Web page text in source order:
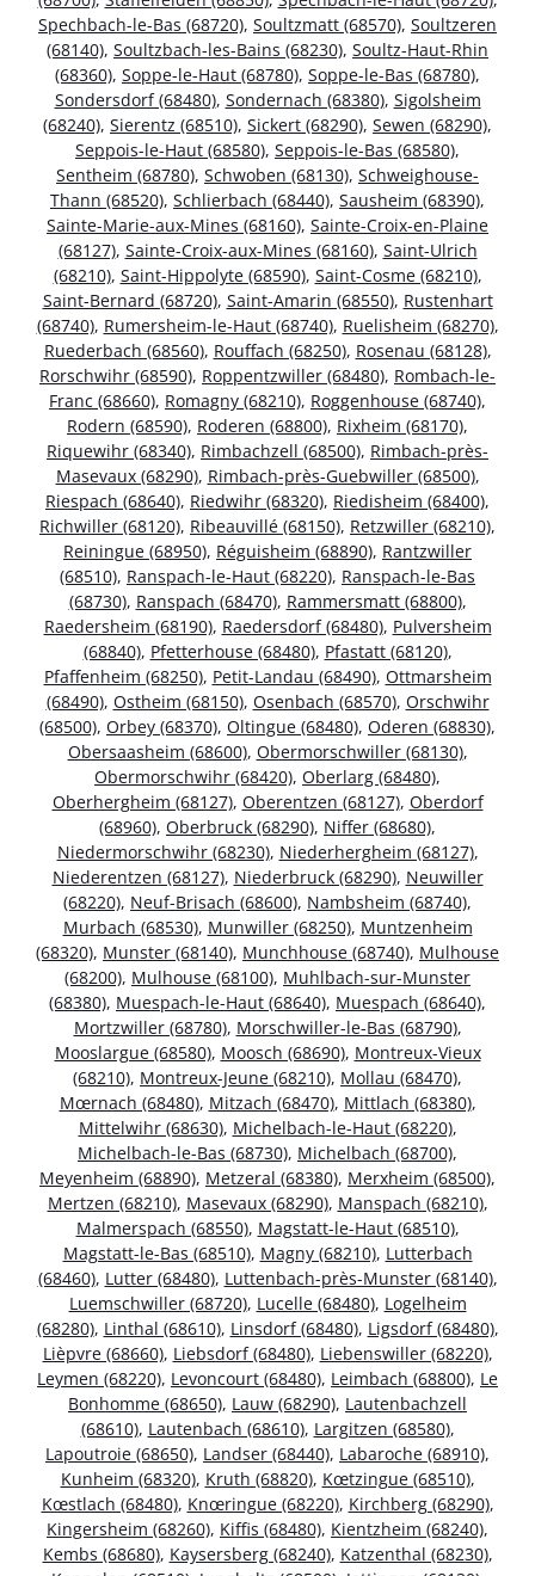
Spechbach-le-Bas (68720), Soultzmatt (68570), Soultzeren
(68140), Soultzbach-les-Bains (68230), Soultz-Haut-Rhin
(68360), Soppe-le-Haut (68780), Soppe-le-Bas (68780),
Sondersdorf (68480), Sondernach (68380), Sigolsheim
(68240), Sierentz (68510), Sickert (68290), Sewen (68290),
Seppois-le-Haut (68580), Seppois-le-Bas (68580),
Sentheim (68780), Schwoben (68130), Schweighouse-
Thann (68520), Schlierbach (68440), Sausheim (68390),
Sainte-Marie-aux-Mines (68160), Sainte-Croix-en-Plaine
(68127), Sainte-Croix-aux-Mines (68160), Saint-Ulrich
(68210), Saint-Hippolyte (68590), Saint-Cosme (68210),
Saint-Bernard (68720), Saint-Amarin (68550), Rustenhart
(68740), Rumersheim-le-Haut (68740), Ruelisheim (68270),
Ruederbach (68560), Rouffach (68250), Rosenau (68128),
Rorschwihr (68590), Roppentzwiller (68480), Rombach-le-
Franc (68660), Romagny (68210), Roggenhouse (68740),
Rodern (68590), Roderen (68800), Rixheim (68170),
Riquewihr (68340), Rimbachzell (68500), Rimbach-près-
Masevaux (68290), Rimbach-près-Guebwiller (68500),
Riespach (68640), Riedwihr (68320), Riedisheim (68400),
Richwiller (68120), Ribeauvillé (68150), Retzwiller (68210),
Reiningue (68950), Réguisheim (68890), Rantzwiller
(68510), Ranspach-le-Haut (68220), Ranspach-le-Bas
(68730), Ranspach (68470), Rammersmatt (68800),
Raedersheim (68190), Raedersdorf (68480), Pulversheim
(68840), Pfetterhouse (68480), Pfastatt (68120),
Pfaffenheim (68250), Petit-Landau (68490), Ottmarsheim
(68490), Ostheim (68150), Osenbach (68570), Orschwihr
(68500), Orbey (68370), Oltingue (68480), Oderen (68830),
Obersaasheim (68600), Obermorschwiller (68130),
Obermorschwihr (68420), Oberlarg (68480),
Oberhergheim (68127), Oberentzen (68127), Oberdorf
(68960), Oberbruck (68290), Niffer (68680),
Niedermorschwihr (68230), Niederhergheim (68127),
Niederentzen (68127), Niederbruck (68290), Neuwiller
(68220), Neuf-Brisach (68600), Nambsheim (68740),
Murbach (68530), Munwiller (68250), Muntzenheim
(68320), Munster (68140), Munchhouse (68740), Mulhouse
(68200), Mulhouse (68100), Muhlbach-sur-Munster
(68380), Muespach-le-Haut (68640), Muespach (68640),
Mortzwiller (68780), Morschwiller-le-Bas (68790),
Mooslargue (68580), Moosch (68690), Montreux-Vieux
(68210), Montreux-Jeune (68210), Mollau (68470),
Mœrnach (68480), Mitzach (68470), Mittlach (68380),
Mittelwihr (68630), Michelbach-le-Haut (68220),
Michelbach-le-Bas (68730), Michelbach (68700),
Meyenheim (68890), Metzeral (68380), Merxheim (68500),
Mertzen (68210), Masevaux (68290), Manspach (68210),
Malmerspach (68550), Magstatt-le-Haut (68510),
Magstatt-le-Bas (68510), Magny (68210), Lutterbach
(68460), Lutter (68480), Luttenbach-près-Munster (68140),
Luemschwiller (68720), Lucelle (68480), Logelheim
(68280), Linthal (68610), Linsdorf (68480), Ligsdorf (68480),
Lièpvre (68660), Liebsdorf (68480), Liebenswiller (68220),
Leymen (68220), Levoncourt (68480), Leimbach (68800), Le
Bonhomme (68650), Lauw (68290), Lautenbachzell
(68610), Lautenbach (68610), Largitzen (68580),
Lapoutroie (68650), Landser (68440), Labaroche (68910),
Kunheim (68320), Kruth (68820), Kœtzingue (68510),
Kœstlach (68480), Knœringue (68220), Kirchberg (68290),
Kingersheim (68260), Kiffis (68480), Kientzheim (68240),
Kembs (68680), Kaysersberg (68240), Katzenthal (68230),